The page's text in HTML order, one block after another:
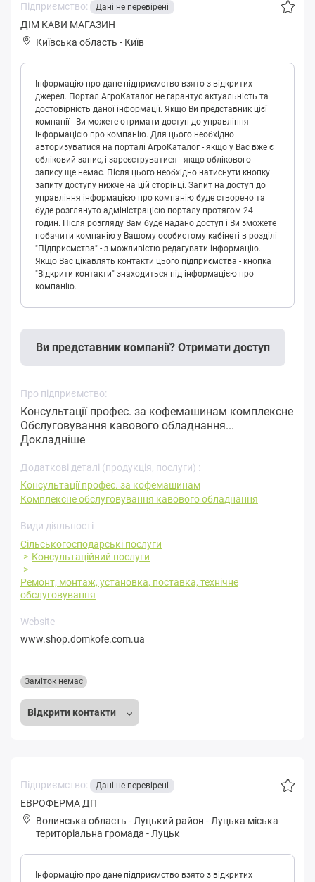
Підприємство: Дані не перевірені
ДІМ КАВИ МАГАЗИН
Київська область - Київ
Інформацію про дане підприємство взято з відкритих
джерел. Портал АгроКаталог не гарантує актуальність та
достовірність даної інформації. Якщо Ви представник цієї
компанії - Ви можете отримати доступ до управління
інформацією про компанію. Для цього необхідно
авторизуватися на порталі АгроКаталог - якщо у Вас вже є
обліковий запис, і зареєструватися - якщо облікового
запису ще немає. Після цього необхідно натиснути кнопку
запиту доступу нижче на цій сторінці. Запит на доступ до
управління інформацією про компанію буде створено та
буде розглянуто адміністрацією порталу протягом 24
годин. Після розгляду Вам буде надано доступ і Ви зможете
побачити компанію у Вашому особистому кабінеті в розділі
"Підприємства" - з можливістю редагувати інформацію.
Якщо Вас цікавлять контакти цього підприємства - кнопка
"Відкрити контакти" знаходиться під інформацією про
компанію.
Ви представник компанії? Отримати доступ
Про підприємство:
Консультації профес. за кофемашинам комплексне
Обслуговування кавового обладнання...
Докладніше
Додаткові деталі (продукція, послуги) :
Консультації профес. за кофемашинам
Комплексне обслуговування кавового обладнання
Види діяльності
Сільськогосподарські послуги
Консультаційний послуги
Ремонт, монтаж, установка, поставка, технічне
обслуговування
Website
www.shop.domkofe.com.ua
Відкрити контакти
Заміток немає
Підприємство: Дані не перевірені
ЕВРОФЕРМА ДП
Волинська область -Луцький район -Луцькa міська
територіальна громада -Луцьк
Інформацію про дане підприємство взято з відкритих